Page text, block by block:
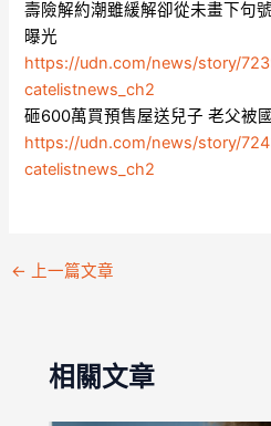
壽險解約潮雖緩解卻從未畫下句
曝光
https://udn.com/news/story/
catelistnews_ch2
砸600萬買預售屋送兒子 老父被
https://udn.com/news/story/
catelistnews_ch2
← 上一篇文章
相關文章